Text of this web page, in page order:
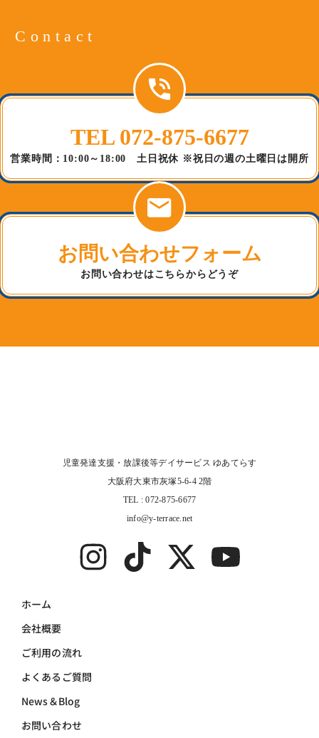
Contact
TEL 072-875-6677
営業時間：10:00～18:00 土日祝休 ※祝日の週の土曜日は開所
お問い合わせフォーム
お問い合わせはこちらからどうぞ
児童発達支援・放課後等デイサービス ゆあてらす
大阪府大東市灰塚5-6-4 2階
TEL : 072-875-6677
info@y-terrace.net
ホーム
会社概要
ご利用の流れ
よくあるご質問
News＆Blog
お問い合わせ